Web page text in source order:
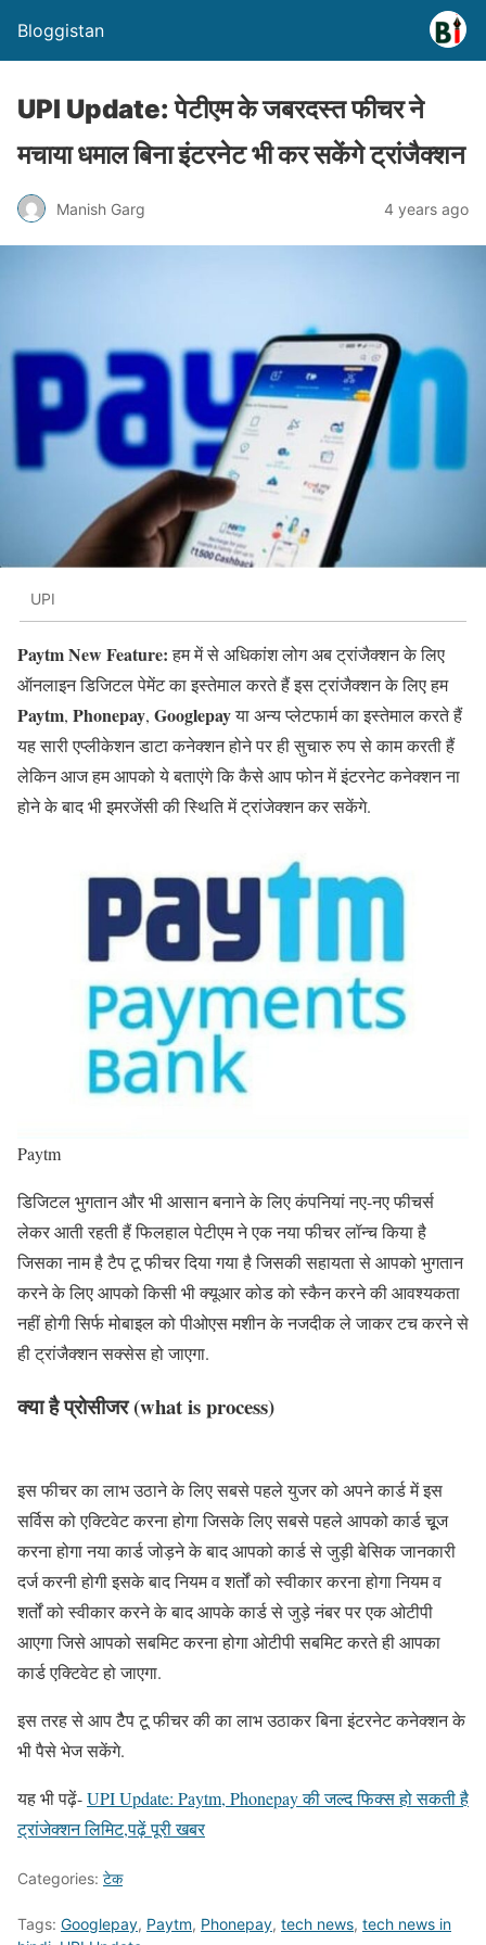
Bloggistan
UPI Update: पेटीएम के जबरदस्त फीचर ने
मचाया धमाल बिना इंटरनेट भी कर सकेंगे ट्रांजैक्शन
Manish Garg 4 years ago
UPI
Paytm New Feature:हम में से अधिकांश लोग अब ट्रांजैक्शन के लिए
ऑनलाइन डिजिटल पेमेंट का इस्तेमाल करते हैं इस ट्रांजैक्शन के लिए हम
Paytm, Phonepay, Googlepayया अन्य प्लेटफार्म का इस्तेमाल करते हैं
यह सारी एप्लीकेशन डाटा कनेक्शन होने पर ही सुचारु रुप से काम करती हैं
लेकिन आज हम आपको ये बताएंगे कि कैसे आप फोन में इंटरनेट कनेक्शन ना
होने के बाद भी इमरजेंसी की स्थिति में ट्रांजेक्‍शन कर सकेंगे.
Paytm
डिजिटल भुगतान और भी आसान बनाने के लिए कंपनियां नए-नए फीचर्स
लेकर आती रहती हैं फिलहाल पेटीएम ने एक नया फीचर लॉन्च किया है
जिसका नाम है टैप टू फीचर दिया गया है जिसकी सहायता से आपको भुगतान
करने के लिए आपको किसी भी क्यूआर कोड को स्कैन करने की आवश्यकता
नहीं होगी सिर्फ मोबाइल को पीओएस मशीन के नजदीक ले जाकर टच करने से
ही ट्रांजैक्शन सक्सेस हो जाएगा.
क्या है प्रोसीजर (what is process)
इस फीचर का लाभ उठाने के लिए सबसे पहले युजर को अपने कार्ड में इस
सर्विस को एक्टिवेट करना होगा जिसके लिए सबसे पहले आपको कार्ड चूूज
करना होगा नया कार्ड जोड़ने के बाद आपको कार्ड से जुड़ी बेसिक जानकारी
दर्ज करनी होगी इसके बाद नियम व शर्तों को स्वीकार करना होगा नियम व
शर्तों को स्वीकार करने के बाद आपके कार्ड से जुड़े नंबर पर एक ओटीपी
आएगा जिसे आपको सबमिट करना होगा ओटीपी सबमिट करते ही आपका
कार्ड एक्टिवेट हो जाएगा.
इस तरह से आप टैैप टू फीचर की का लाभ उठाकर बिना इंटरनेट कनेक्शन के
भी पैसे भेज सकेंगे.
यह भी पढ़ें-UPI Update: Paytm, Phonepay की जल्‍द फिक्स हो सकती है
ट्रांजेक्‍शन लिमिट,पढ़ें पूरी खबर
Categories: टेक
Tags: Googlepay, Paytm, Phonepay, tech news, tech news in